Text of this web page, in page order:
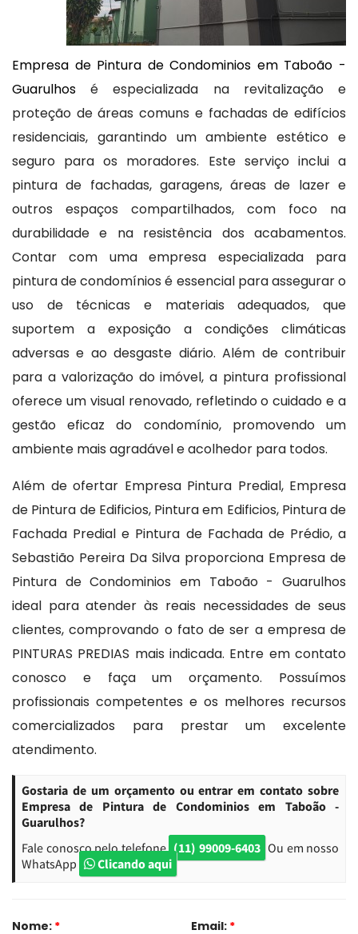
Empresa de Pintura de Condominios em Taboão -
Guarulhos é especializada na revitalização e
proteção de áreas comuns e fachadas de edifícios
residenciais, garantindo um ambiente estético e
seguro para os moradores. Este serviço inclui a
pintura de fachadas, garagens, áreas de lazer e
outros espaços compartilhados, com foco na
durabilidade e na resistência dos acabamentos.
Contar com uma empresa especializada para
pintura de condomínios é essencial para assegurar o
uso de técnicas e materiais adequados, que
suportem a exposição a condições climáticas
adversas e ao desgaste diário. Além de contribuir
para a valorização do imóvel, a pintura profissional
oferece um visual renovado, refletindo o cuidado e a
gestão eficaz do condomínio, promovendo um
ambiente mais agradável e acolhedor para todos.
Além de ofertar Empresa Pintura Predial, Empresa
de Pintura de Edificios, Pintura em Edificios, Pintura de
Fachada Predial e Pintura de Fachada de Prédio, a
Sebastião Pereira Da Silva proporciona Empresa de
Pintura de Condominios em Taboão - Guarulhos
ideal para atender às reais necessidades de seus
clientes, comprovando o fato de ser a empresa de
PINTURAS PREDIAS mais indicada. Entre em contato
conosco e faça um orçamento. Possuímos
profissionais competentes e os melhores recursos
comercializados para prestar um excelente
atendimento.
Gostaria de um orçamento ou entrar em contato sobre
Empresa de Pintura de Condominios em Taboão -
Guarulhos?
Fale conosco pelo telefone (11) 99009-6403 Ou em nosso
WhatsApp
Clicando aqui
Nome: * Email: *